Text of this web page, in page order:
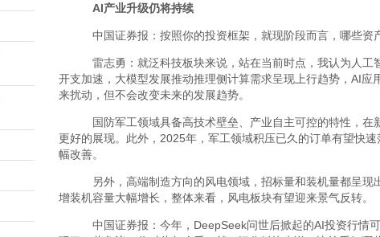
AI产业升级仍将持续
中国证券报：按照你的投资框架，就现阶段而言，哪些资
雷志勇：就泛科技板块来说，站在当前时点，我认为人工
开支加速，大模型发展推动推理侧计算需求呈现上行趋势，AI
来扰动，但不会改变未来的发展趋势。
国防军工领域具备高技术壁垒、产业自主可控的特性，在
更好的展现。此外，2025年，军工领域积压已久的订单有望快
幅改善。
另外，高端制造方向的风电领域，招标量和装机量都呈
增装机容量大幅增长，整体来看，风电板块有望迎来景气反转。
中国证券报：今年，DeepSeek问世后掀起的AI投资行情